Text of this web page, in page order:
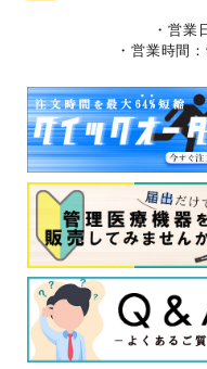
・営業
・営業時間